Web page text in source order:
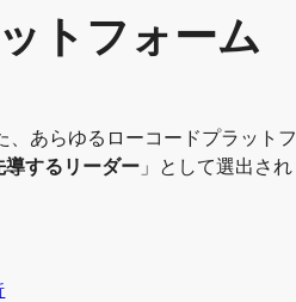
トフォーム
、あらゆるローコードプラットフ
導するリーダー 」として選出され